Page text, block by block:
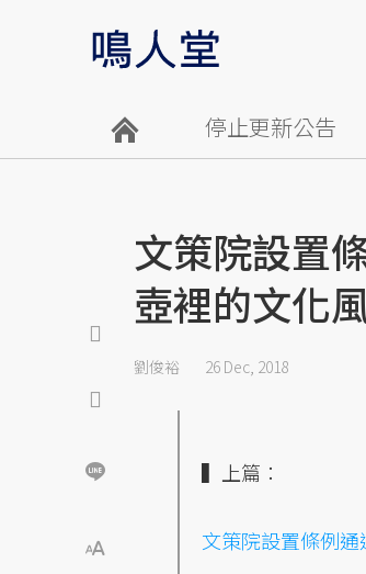
停止更新公告
文策院設置
壺裡的文化
劉俊裕 26 Dec, 2018
▍上篇：
文策院設置條例